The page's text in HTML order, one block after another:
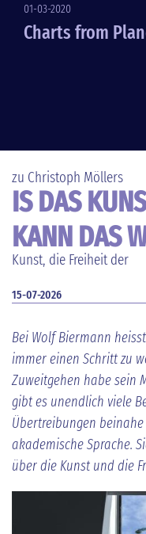
01-03-2020
Charts from
zu Christoph Möllers
IS DAS
KANN DAS
15-07-2026
Kunst, die Freiheit der
Bei Wolf Biermann
immer einen Schritt zu
Zuweitgehen habe sein
gibt es unendlich viele
Übertreibungen
akademische Sprache.
über die Kunst und die